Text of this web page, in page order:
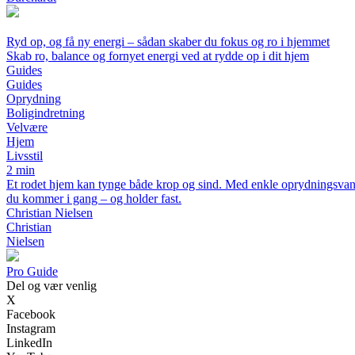
Ryd op, og få ny energi – sådan skaber du fokus og ro i hjemmet
Skab ro, balance og fornyet energi ved at rydde op i dit hjem
Guides
Guides
Oprydning
Boligindretning
Velvære
Hjem
Livsstil
2 min
Et rodet hjem kan tynge både krop og sind. Med enkle
du kommer i gang – og holder fast.
Christian Nielsen
Christian
Nielsen
Pro Guide
Del og vær venlig
X
Facebook
Instagram
LinkedIn